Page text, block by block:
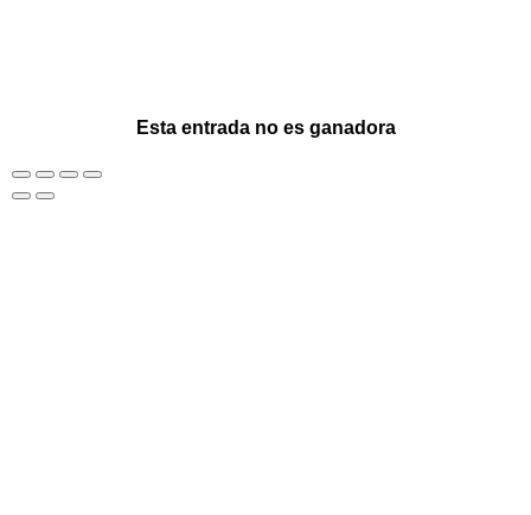
Esta entrada no es ganadora